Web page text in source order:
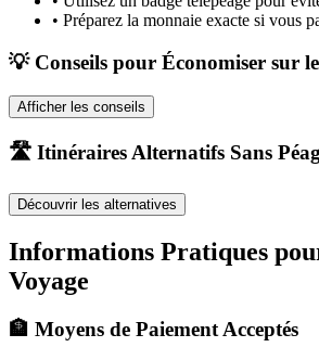
• Préparez la monnaie exacte si vous
💡 Conseils pour Économiser sur
Afficher les conseils
🛣️ Itinéraires Alternatifs Sans
Découvrir les alternatives
Informations Pratiques
Voyage
🏦 Moyens de Paiement Acceptés